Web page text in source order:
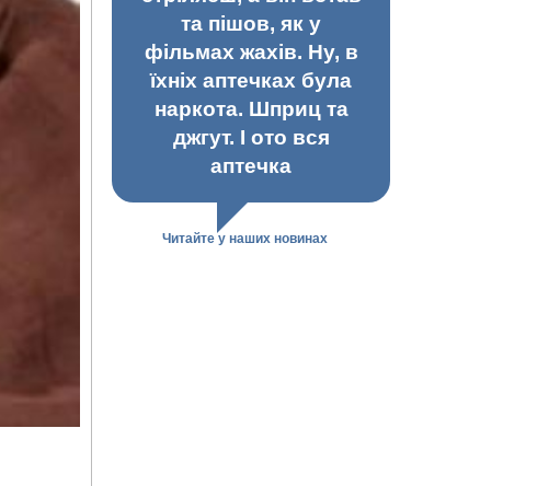
та пішов, як у
фільмах жахів. Ну, в
їхніх аптечках була
наркота. Шприц та
джгут. І ото вся
аптечка
Читайте у наших новинах